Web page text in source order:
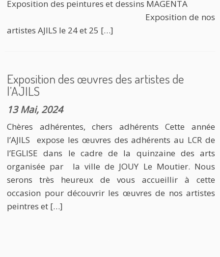
Exposition des peintures et dessins MAGENTA
Exposition de nos
artistes AJILS le 24 et 25 […]
Exposition des œuvres des artistes de
l’AJILS
13 Mai, 2024
Chères adhérentes, chers adhérents Cette année
l’AJILS expose les œuvres des adhérents au LCR de
l’EGLISE dans le cadre de la quinzaine des arts
organisée par la ville de JOUY Le Moutier. Nous
serons très heureux de vous accueillir à cette
occasion pour découvrir les œuvres de nos artistes
peintres et […]